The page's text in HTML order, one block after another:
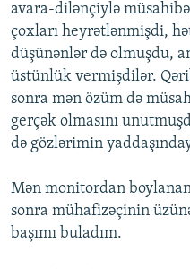
avara-dilənçiylə
çoxları heyrətlənmişdi,
düşünənlər də olmuşdu,
üstünlük vermişdilər.
sonra mən özüm də
gerçək olmasını
də gözlərimin
Mən monitordan
sonra mühafizəçinin
başımı buladım.